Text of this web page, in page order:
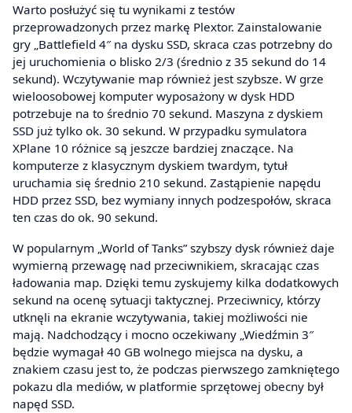
Warto posłużyć się tu wynikami z testów
przeprowadzonych przez markę Plextor. Zainstalowanie
gry „Battlefield 4″ na dysku SSD, skraca czas potrzebny do
jej uruchomienia o blisko 2/3 (średnio z 35 sekund do 14
sekund). Wczytywanie map również jest szybsze. W grze
wieloosobowej komputer wyposażony w dysk HDD
potrzebuje na to średnio 70 sekund. Maszyna z dyskiem
SSD już tylko ok. 30 sekund. W przypadku symulatora
XPlane 10 różnice są jeszcze bardziej znaczące. Na
komputerze z klasycznym dyskiem twardym, tytuł
uruchamia się średnio 210 sekund. Zastąpienie napędu
HDD przez SSD, bez wymiany innych podzespołów, skraca
ten czas do ok. 90 sekund.
W popularnym „World of Tanks” szybszy dysk również daje
wymierną przewagę nad przeciwnikiem, skracając czas
ładowania map. Dzięki temu zyskujemy kilka dodatkowych
sekund na ocenę sytuacji taktycznej. Przeciwnicy, którzy
utknęli na ekranie wczytywania, takiej możliwości nie
mają. Nadchodzący i mocno oczekiwany „Wiedźmin 3″
będzie wymagał 40 GB wolnego miejsca na dysku, a
znakiem czasu jest to, że podczas pierwszego zamkniętego
pokazu dla mediów, w platformie sprzętowej obecny był
napęd SSD.